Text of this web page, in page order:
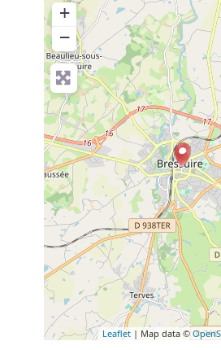
+
−
Leaflet | Map data ©